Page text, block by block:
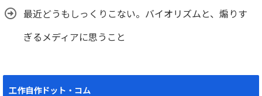
最近どうもしっくりこない。バイオリズムと、煽りす
ぎるメディアに思うこと
工作自作ドット・コム